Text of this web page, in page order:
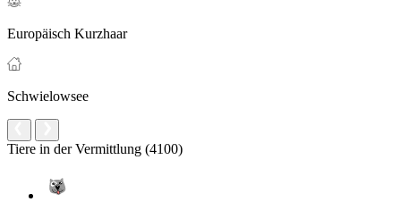
Europäisch Kurzhaar
Schwielowsee
Tiere in der Vermittlung (4100)